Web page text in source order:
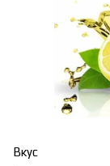
Вкус